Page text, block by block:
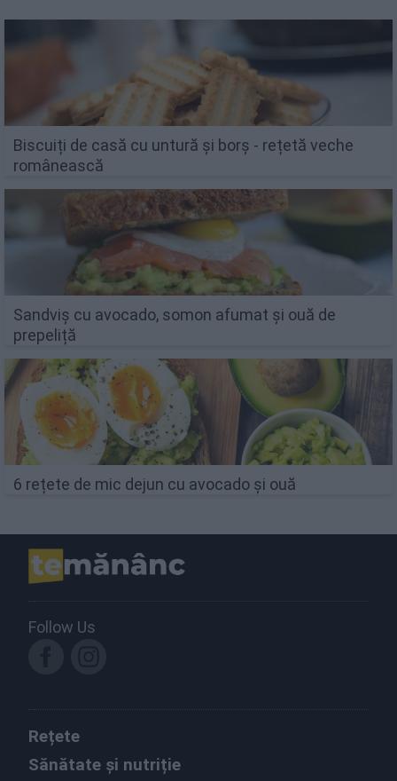
Biscuiți de casă cu untură și borș - rețetă veche
românească
Sandviș cu avocado, somon afumat și ouă de
prepeliță
6 rețete de mic dejun cu avocado și ouă
Follow Us
Rețete
Sănătate și nutriție